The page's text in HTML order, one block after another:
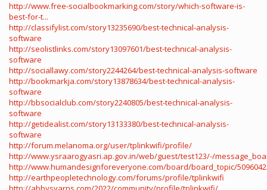
http://www.free-socialbookmarking.com/story/which-software-is-
best-for-t...
http://classifylist.com/story13235690/best-technical-analysis-
software
http://seolistlinks.com/story13097601/best-technical-analysis-
software
http://sociallawy.com/story2244264/best-technical-analysis-software
http://bookmarkja.com/story13878634/best-technical-analysis-
software
http://bbsocialclub.com/story2240805/best-technical-analysis-
software
http://getidealist.com/story13133380/best-technical-analysis-
software
http://forum.melanoma.org/user/tplinkwifi/profile/
http://www.ysraarogyasri.ap.gov.in/web/guest/test123/-/
http://www.humandesignforeveryone.com/board/board_topic/
http://earthpeopletechnology.com/forums/profile/tplinkwifi